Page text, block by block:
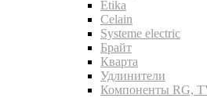
Etika
Celain
Systeme electric
Брайт
Кварта
Удлинители
Компоненты RG,